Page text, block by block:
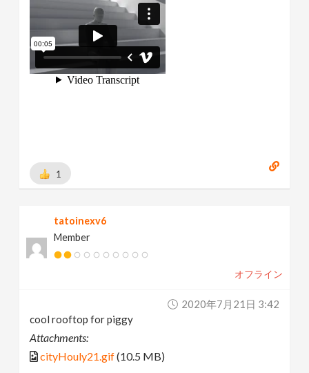
1
tatoinexv6
Member
オフライン
2020年7月21日 3:42
cool rooftop for piggy
Attachments:
cityHouly21.gif(10.5 MB)